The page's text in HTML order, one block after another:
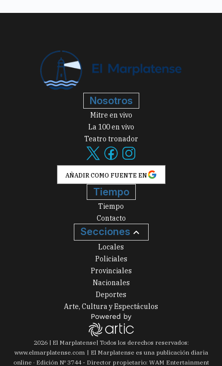
Nosotros
Mitre en vivo
La 100 en vivo
Teatro tronador
AÑADIR COMO FUENTE EN
Tiempo
Tiempo
Contacto
Secciones
Locales
Policiales
Provinciales
Nacionales
Deportes
Arte, Cultura y Espectáculos
2026| El Marplatense| Todos los derechos reservados:
www.elmarplatense.com
El Marplatense es una publicación diaria
online · Edición Nº 3744- Director propietario: WAM Entertainment